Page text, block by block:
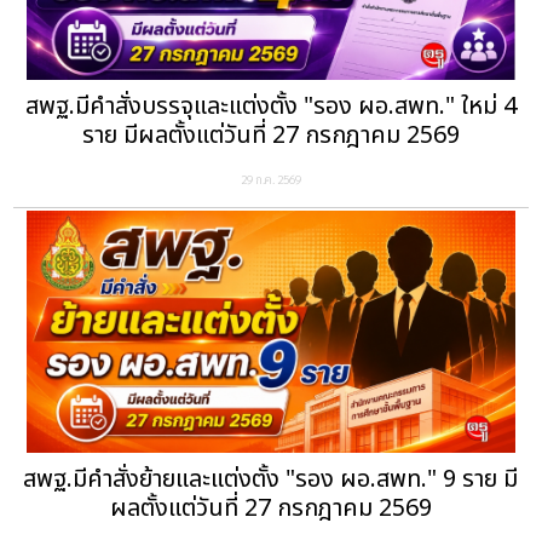
สพฐ.มีคำสั่งบรรจุและแต่งตั้ง "รอง ผอ.สพท." ใหม่ 4
ราย มีผลตั้งแต่วันที่ 27 กรกฎาคม 2569
29 ก.ค. 2569
สพฐ.มีคำสั่งย้ายและแต่งตั้ง "รอง ผอ.สพท." 9 ราย มี
ผลตั้งแต่วันที่ 27 กรกฎาคม 2569